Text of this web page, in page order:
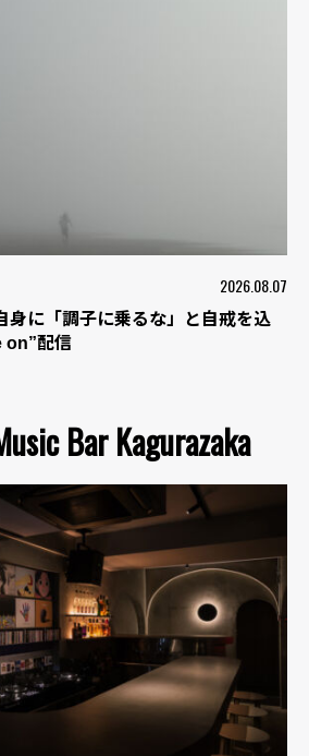
2026.08.07
身に「調子に乗るな」と自戒を込
on”配信
Bar Kagurazaka